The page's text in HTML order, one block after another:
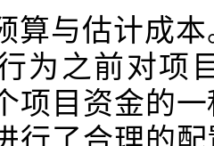
算与估计成
为之前对项
项目资金的